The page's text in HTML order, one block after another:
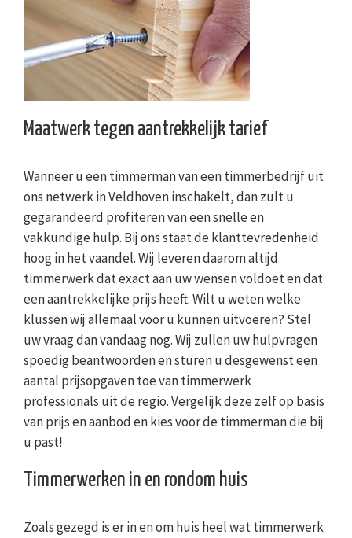
Maatwerk tegen aantrekkelijk tarief
Wanneer u een timmerman van een timmerbedrijf uit
ons netwerk in Veldhoven inschakelt, dan zult u
gegarandeerd profiteren van een snelle en
vakkundige hulp. Bij ons staat de klanttevredenheid
hoog in het vaandel. Wij leveren daarom altijd
timmerwerk dat exact aan uw wensen voldoet en dat
een aantrekkelijke prijs heeft. Wilt u weten welke
klussen wij allemaal voor u kunnen uitvoeren? Stel
uw vraag dan vandaag nog. Wij zullen uw hulpvragen
spoedig beantwoorden en sturen u desgewenst een
aantal prijsopgaven toe van timmerwerk
professionals uit de regio. Vergelijk deze zelf op basis
van prijs en aanbod en kies voor de timmerman die bij
u past!
Timmerwerken in en rondom huis
Zoals gezegd is er in en om huis heel wat timmerwerk